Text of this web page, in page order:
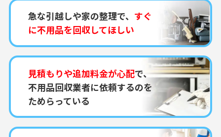
急な引越しや家の整理で、 すぐ
に不用品を回収してほしい
見積もりや追加料金が心配で、
不用品回収業者に依頼するのを
ためらっている